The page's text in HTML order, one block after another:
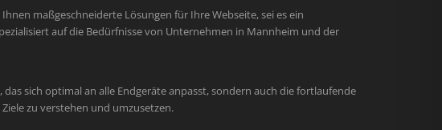
maßgeschneiderte Lösungen für Ihre Webseite, sei es ein
auf die Bedürfnisse von Unternehmen in Mannheim und der
sich optimal an alle Endgeräte anpasst, sondern auch die fortlaufende
zu verstehen und umzusetzen.